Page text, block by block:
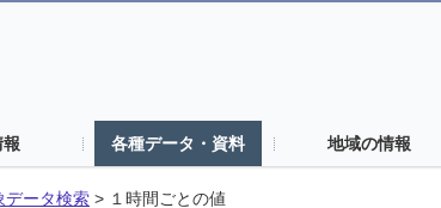
報 各種データ・資料 地域の情報
データ検索 > １時間ごとの値